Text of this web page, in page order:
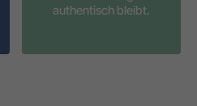
authentisch bleibt.